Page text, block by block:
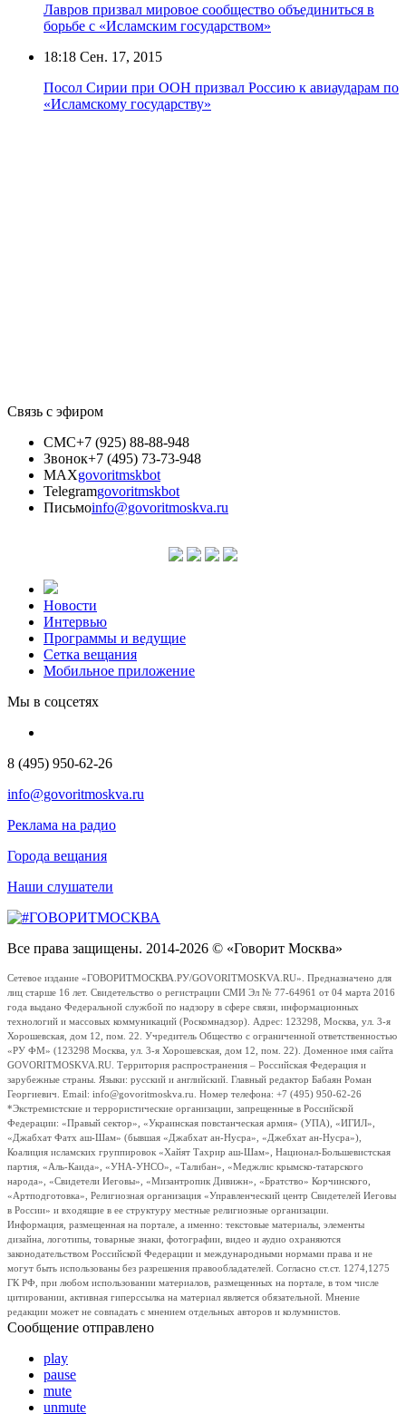
Лавров призвал мировое сообщество объединиться в
борьбе с «Исламским государством»
18:18 Сен. 17, 2015
Посол Сирии при ООН призвал Россию к авиаударам по
«Исламскому государству»
Связь с эфиром
СМС+7 (925) 88-88-948
Звонок+7 (495) 73-73-948
MAXgovoritmskbot
Telegramgovoritmskbot
Письмоinfo@govoritmoskva.ru
Новости
Интервью
Программы и ведущие
Сетка вещания
Мобильное приложение
Мы в соцсетях
8 (495) 950-62-26
info@govoritmoskva.ru
Реклама на радио
Города вещания
Наши слушатели
Все права защищены. 2014-2026 © «Говорит Москва»
Сетевое издание «ГОВОРИТМОСКВА.РУ/GOVORITMOSKVA.RU». Предназначено для
лиц старше 16 лет. Свидетельство о регистрации СМИ Эл № 77-64961 от 04 марта 2016
года выдано Федеральной службой по надзору в сфере связи, информационных
технологий и массовых коммуникаций (Роскомнадзор). Адрес: 123298, Москва, ул. 3-я
Хорошевская, дом 12, пом. 22. Учредитель Общество с ограниченной ответственностью
«РУ ФМ» (123298 Москва, ул. 3-я Хорошевская, дом 12, пом. 22). Доменное имя сайта
GOVORITMOSKVA.RU. Территория распространения – Российская Федерация и
зарубежные страны. Языки: русский и английский. Главный редактор Бабаян Роман
Георгиевич. Email: info@govoritmoskva.ru. Номер телефона: +7 (495) 950-62-26
*Экстремистские и террористические организации, запрещенные в Российской
Федерации: «Правый сектор», «Украинская повстанческая армия» (УПА), «ИГИЛ»,
«Джабхат Фатх аш-Шам» (бывшая «Джабхат ан-Нусра», «Джебхат ан-Нусра»),
Коалиция исламских группировок «Хайят Тахрир аш-Шам», Национал-Большевистская
партия, «Аль-Каида», «УНА-УНСО», «Талибан», «Меджлис крымско-татарского
народа», «Свидетели Иеговы», «Мизантропик Дивижн», «Братство» Корчинского,
«Артподготовка», Религиозная организация «Управленческий центр Свидетелей Иеговы
в России» и входящие в ее структуру местные религиозные организации.
Информация, размещенная на портале, а именно: текстовые материалы, элементы
дизайна, логотипы, товарные знаки, фотографии, видео и аудио охраняются
законодательством Российской Федерации и международными нормами права и не
могут быть использованы без разрешения правообладателей. Согласно ст.ст. 1274,1275
ГК РФ, при любом использовании материалов, размещенных на портале, в том числе
цитировании, активная гиперссылка на материал является обязательной. Мнение
редакции может не совпадать с мнением отдельных авторов и колумнистов.
Сообщение отправлено
play
pause
mute
unmute